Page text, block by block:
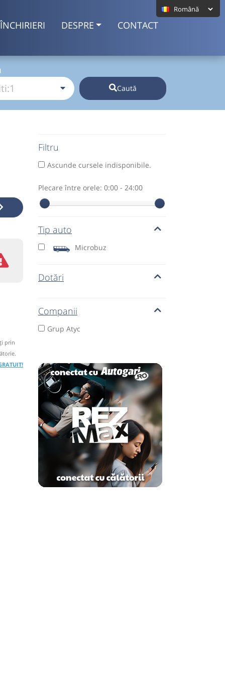
ÎNCHIRIERI DESPRE CONTACT
Caută
Filtru
Ascunde cursele indisponibile.
Plecare între orele: 0:00 - 24:00
Tip auto
Microbuz
Dotări
Companii
Grup Atyc
prin